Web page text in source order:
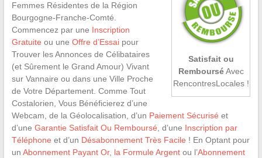
Satisfait ou
RembourséAvec
RencontresLocales !
Femmes Résidentes de la Région
Bourgogne-Franche-Comté.
Commencez par une Inscription
Gratuite ou une Offre d’Essaipour
Trouver les Annonces de Célibataires
(et Sûrement le Grand Amour) Vivant
sur Vannaire ou dans une Ville Proche
de Votre Département. Comme Tout
Costalorien, Vous Bénéficierez d’une
Webcam, de la Géolocalisation, d’un Paiement Sécurisé et
d’une Garantie Satisfait Ou Remboursé , d’une Inscription par
Téléphone et d’un Désabonnement Très Facile ! En Optant pour
un Abonnement Payant Or, la Formule Argentou l’Abonnement